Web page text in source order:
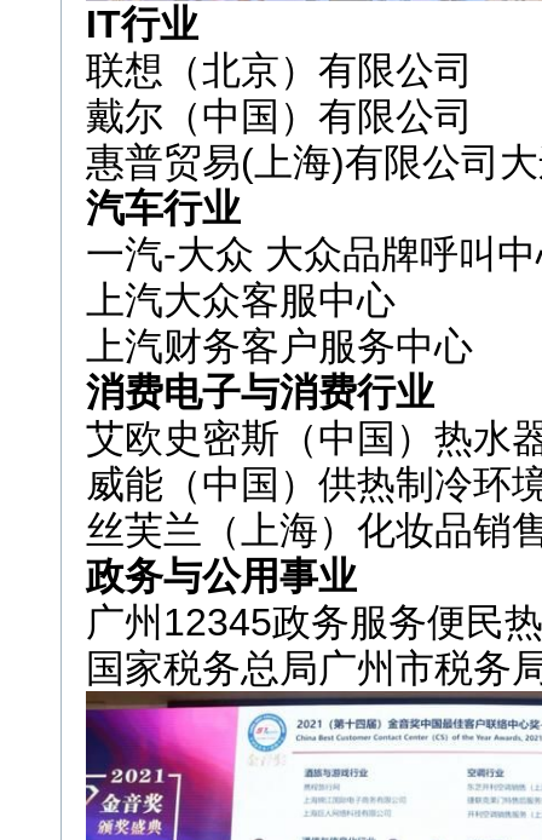
IT行业
联想（北京）有限公司
戴尔（中国）有限公司
惠普贸易(上海)有限公司
汽车行业
一汽-大众 大众品牌呼叫
上汽大众客服中心
上汽财务客户服务中心
消费电子与消费行业
艾欧史密斯（中国）热水
威能（中国）供热制冷环
丝芙兰（上海）化妆品销
政务与公用事业
广州12345政务服务便民
国家税务总局广州市税务